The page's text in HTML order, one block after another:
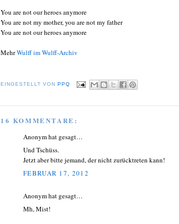
You are not our heroes anymore
You are not my mother, you are not my father
You are not our heroes anymore
MehrWulff im Wulff-Archiv
EINGESTELLT VON PPQ
16 KOMMENTARE:
Anonym hat gesagt…
Und Tschüss.
Jetzt aber bitte jemand, der nicht zurücktreten kann!
FEBRUAR 17, 2012
Anonym hat gesagt…
Mh, Mist!